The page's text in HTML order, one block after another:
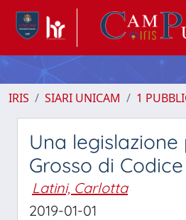
IRIS SIARI UNICAM 1
Una
Grosso di
Latini, Carlotta
2019-01-01